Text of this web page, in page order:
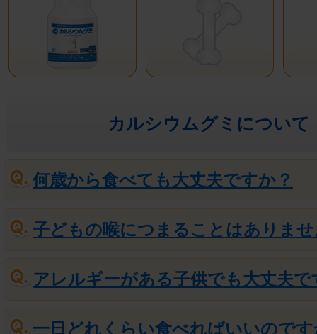
カルシウムグミについて
何歳から食べても大丈夫ですか？
子どもの喉につまることはありま
アレルギーがある子供でも大丈夫で
一日どれくらい食べればいいので